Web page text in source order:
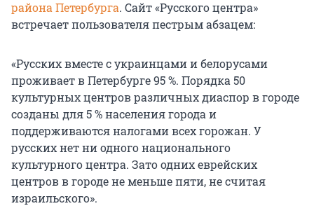
района Петербурга. Сайт «Русского центра»
встречает пользователя пестрым абзацем:
«Русских вместе с украинцами и белорусами
проживает в Петербурге 95 %. Порядка 50
культурных центров различных диаспор в городе
созданы для 5 % населения города и
поддерживаются налогами всех горожан. У
русских нет ни одного национального
культурного центра. Зато одних еврейских
центров в городе не меньше пяти, не считая
израильского».